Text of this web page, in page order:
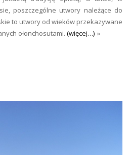
poszczególne utwory należące do
to utwory od wieków przekazywane
ołonchosutami. (więcej…)